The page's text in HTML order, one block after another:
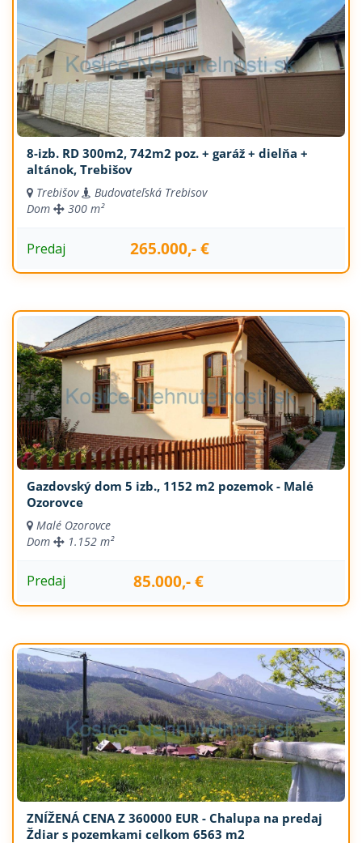
8-izb. RD 300m2, 742m2 poz. + garáž + dielňa +
altánok, Trebišov
Trebišov
Budovateľská Trebisov
Dom
300 m²
Predaj 265.000,- €
Gazdovský dom 5 izb., 1152 m2 pozemok - Malé
Ozorovce
Malé Ozorovce
Dom
1.152 m²
Predaj 85.000,- €
ZNÍŽENÁ CENA Z 360000 EUR - Chalupa na predaj
Ždiar s pozemkami celkom 6563 m2